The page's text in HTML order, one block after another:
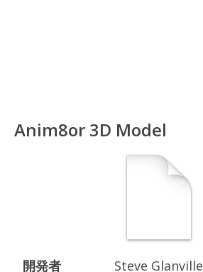
Anim8or 3D Model
開発者 Steve Glanville